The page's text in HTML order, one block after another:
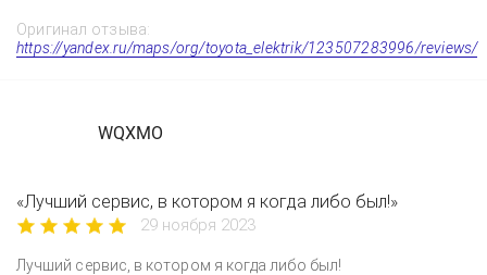
Оригинал отзыва:
https://yandex.ru/maps/org/toyota_elektrik/123507283996/reviews/
WQXMO
«Лучший сервис, в котором я когда либо был!»
29 ноября 2023
Лучший сервис, в котором я когда либо был!